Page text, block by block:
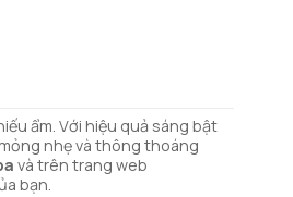
ẩm. Với hiệu quả sáng bật
nhẹ và thông thoáng
và trên trang web
bạn.